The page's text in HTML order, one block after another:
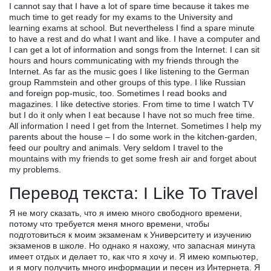
I cannot say that I have a lot of spare time because it takes me
much time to get ready for my exams to the University and
learning exams at school. But nevertheless I find a spare minute
to have a rest and do what I want and like. I have a computer and
I can get a lot of information and songs from the Internet. I can sit
hours and hours communicating with my friends through the
Internet. As far as the music goes I like listening to the German
group Rammstein and other groups of this type. I like Russian
and foreign pop-music, too. Sometimes I read books and
magazines. I like detective stories. From time to time I watch TV
but I do it only when I eat because I have not so much free time.
All information I need I get from the Internet. Sometimes I help my
parents about the house – I do some work in the kitchen-garden,
feed our poultry and animals. Very seldom I travel to the
mountains with my friends to get some fresh air and forget about
my problems.
Перевод текста: I Like To Travel
Я не могу сказать, что я имею много свободного времени,
потому что требуется меня много времени, чтобы
подготовиться к моим экзаменам к Университету и изучению
экзаменов в школе. Но однако я нахожу, что запасная минута
имеет отдых и делает то, как что я хочу и. Я имею компьютер,
и я могу получить много информации и песен из Интернета. Я